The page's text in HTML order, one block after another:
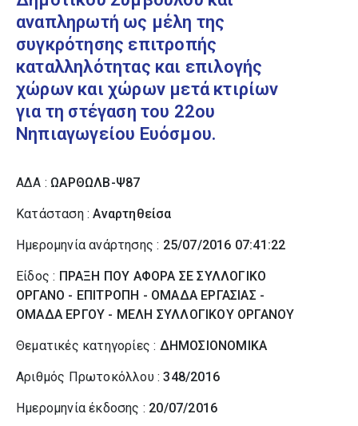
αναπληρωτή ως μέλη της
συγκρότησης επιτροπής
καταλληλότητας και επιλογής
χώρων και χώρων μετά κτιρίων
για τη στέγαση του 22ου
Νηπιαγωγείου Ευόσμου.
ΑΔΑ : ΩΑΡΘΩΛΒ-Ψ87
Κατάσταση :Αναρτηθείσα
Ημερομηνία ανάρτησης : 25/07/2016 07:41:22
Είδος : ΠΡΑΞΗ ΠΟΥ ΑΦΟΡΑ ΣΕ ΣΥΛΛΟΓΙΚΟ
ΟΡΓΑΝΟ - ΕΠΙΤΡΟΠΗ - ΟΜΑΔΑ ΕΡΓΑΣΙΑΣ -
ΟΜΑΔΑ ΕΡΓΟΥ - ΜΕΛΗ ΣΥΛΛΟΓΙΚΟΥ ΟΡΓΑΝΟΥ
Θεματικές κατηγορίες : ΔΗΜΟΣΙΟΝΟΜΙΚΑ
Αριθμός Πρωτοκόλλου :348/2016
Ημερομηνία έκδοσης : 20/07/2016